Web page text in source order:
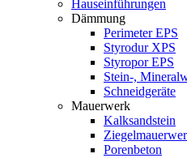
Hauseinführungen
Dämmung
Perimeter EPS
Styrodur XPS
Styropor EPS
Stein-,
Schneidgeräte
Mauerwerk
Kalksandstein
Porenbeton